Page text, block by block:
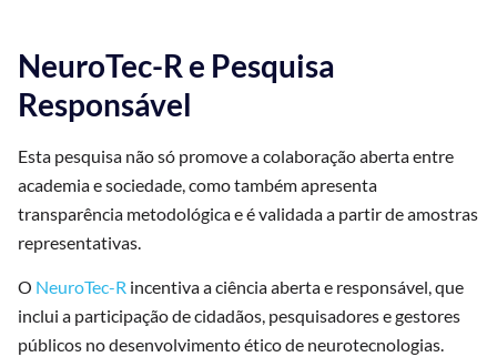
NeuroTec-R e Pesquisa
Responsável
Esta pesquisa não só promove a colaboração aberta entre
academia e sociedade, como também apresenta
transparência metodológica e é validada a partir de amostras
representativas.
O NeuroTec-R incentiva a ciência aberta e responsável, que
inclui a participação de cidadãos, pesquisadores e gestores
públicos no desenvolvimento ético de neurotecnologias.